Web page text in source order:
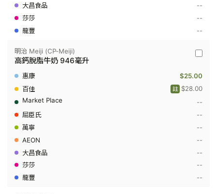
毫--
--
--
明
Meiji
(CP-
Meiji)
高
脂
奶
升
明治 Meiji (CP-Meiji)
高鈣脫脂牛奶 946毫升
$25.00
$28.00
註
--
--
--
--
--
--
--